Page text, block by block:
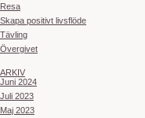
Resa
Skapa positivt livsflöde
Tävling
Övergivet
ARKIV
Juni 2024
Juli 2023
Maj 2023